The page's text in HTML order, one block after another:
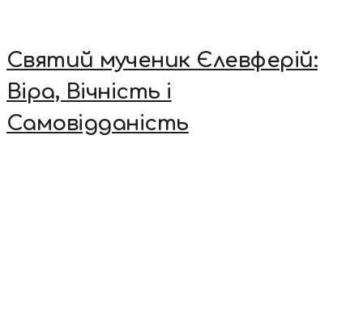
Святий мученик Єлевферій:
Віра, Вічність і
Самовідданість